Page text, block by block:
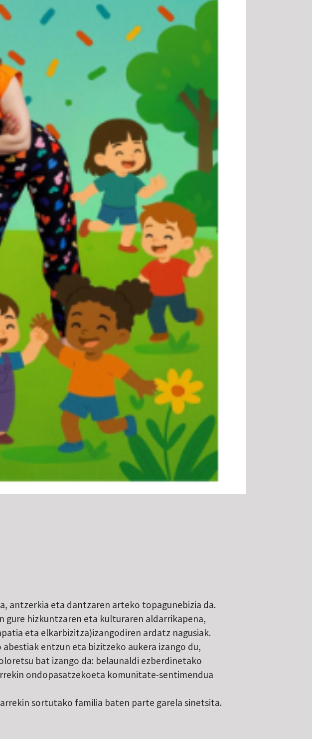
antzerkia eta dantzaren arteko topagunebizia da.
gure hizkuntzaren eta kulturaren aldarrikapena,
eta elkarbizitza)izangodiren ardatz nagusiak.
entzun eta bizitzeko aukera izango du,
bat izango da: belaunaldi ezberdinetako
ondopasatzekoeta komunitate-sentimendua
sortutako familia baten parte garela sinetsita.